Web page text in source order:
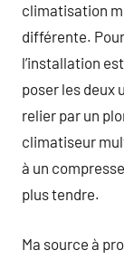
climatisation
différente.
l’installation
poser les deux
relier par un
climatiseur
à un
plus tendre.
Ma source à